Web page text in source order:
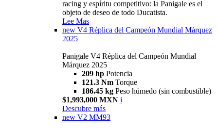
racing y espíritu competitivo: la Panigale es el
objeto de deseo de todo Ducatista.
Lee Mas
new V4 Réplica del Campeón Mundial Márquez
2025
Panigale V4 Réplica del Campeón Mundial
Márquez 2025
209 hp Potencia
121.3 Nm Torque
186.45 kg Peso húmedo (sin combustible)
$1,993,000 MXN i
Descubre más
new V2 MM93